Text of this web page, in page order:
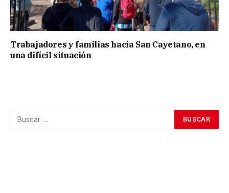
Trabajadores y familias hacia San Cayetano, en
una difícil situación